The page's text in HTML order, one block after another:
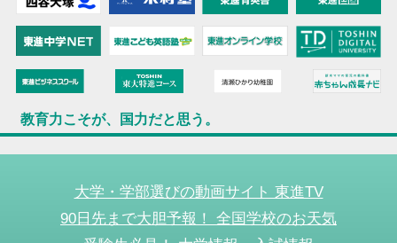
教育力こそが、国力だと思う。
大学・学部選びの動画サイト 東進TV
90日先まで大胆予報！ 全国学校のお天気